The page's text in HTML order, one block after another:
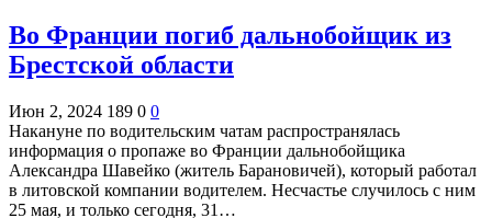
Во Франции погиб дальнобойщик из
Брестской области
Июн 2, 2024 189 0 0
Накануне по водительским чатам распространялась
информация о пропаже во Франции дальнобойщика
Александра Шавейко (житель Барановичей), который работал
в литовской компании водителем. Несчастье случилось с ним
25 мая, и только сегодня, 31…